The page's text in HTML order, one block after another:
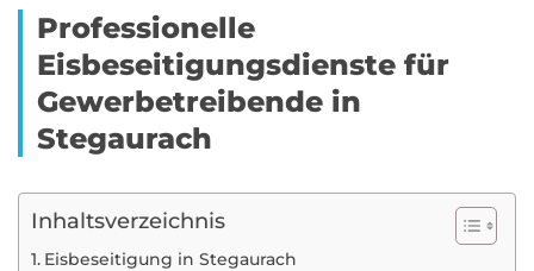
Professionelle
Eisbeseitigungsdienste für
Gewerbetreibende in
Stegaurach
Inhaltsverzeichnis
Eisbeseitigung in Stegaurach